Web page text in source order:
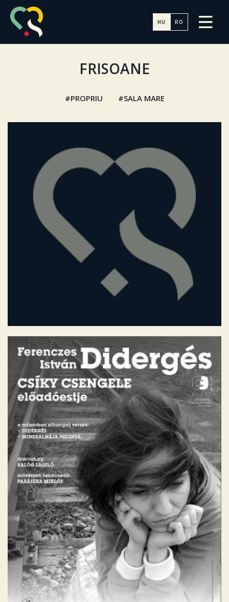
HU RO
FRISOANE
PROPRIU SALA MARE